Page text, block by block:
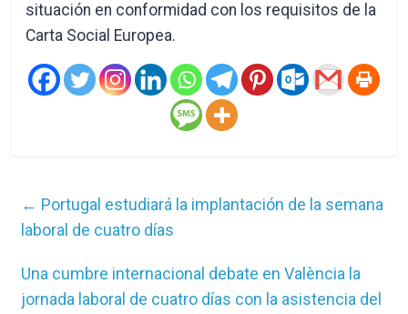
situación en conformidad con los requisitos de la
Carta Social Europea.
← Portugal estudiará la implantación de la semana
laboral de cuatro días
Una cumbre internacional debate en València la
jornada laboral de cuatro días con la asistencia del